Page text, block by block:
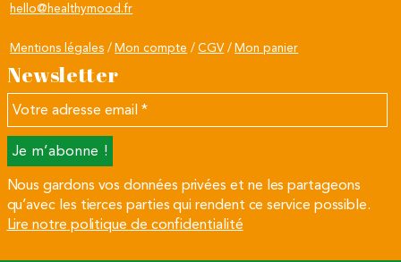
hello@healthymood.fr
Mentions légales Mon compte CGV Mon panier
Newsletter
Votre
email
Nous gardons vos données privées et ne les partageons
qu’avec les tierces parties qui rendent ce service possible.
Lire notre politique de confidentialité